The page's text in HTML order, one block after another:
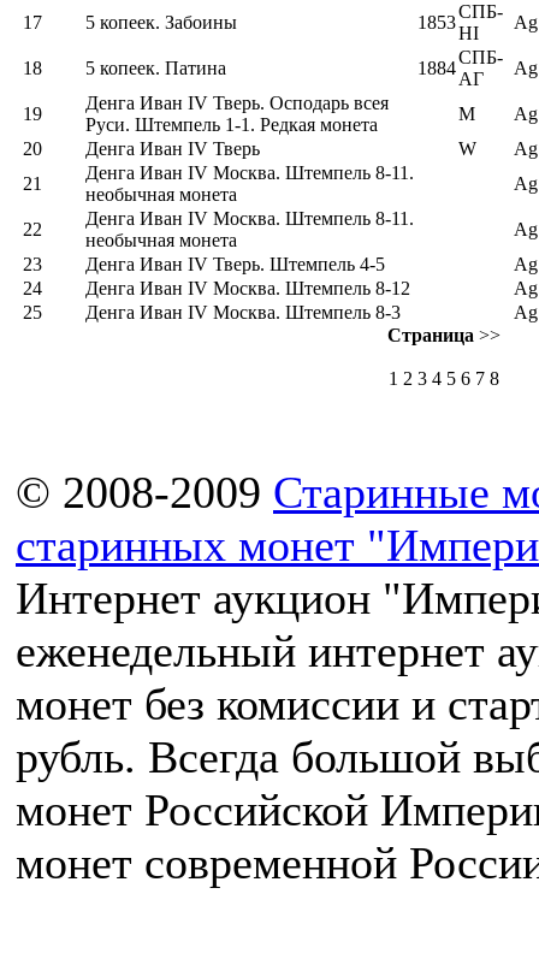
17
5 копеек. Забоины 1853
СПБ-
НI
Ag
18 5 копеек. Патина 1884
СПБ-
АГ
Ag
19
Денга Иван IV Тверь. Осподарь всея
Руси. Штемпель 1-1. Редкая монета
М
Ag
20
Денга Иван IV Тверь W
Ag
21
Денга Иван IV Москва. Штемпель 8-11.
необычная монета
Ag
22
Денга Иван IV Москва. Штемпель 8-11.
необычная монета
Ag
23
Денга Иван IV Тверь. Штемпель 4-5
Ag
24
Денга Иван IV Москва. Штемпель 8-12
Ag
25
Денга Иван IV Москва. Штемпель 8-3
Ag
Страница >>
1 2 3 4 5 6 7 8
© 2008-2009 Старинные
старинных монет
Интернет аукцион
еженедельный интернет
монет без комиссии и
рубль. Всегда большой
монет Российской
монет современной